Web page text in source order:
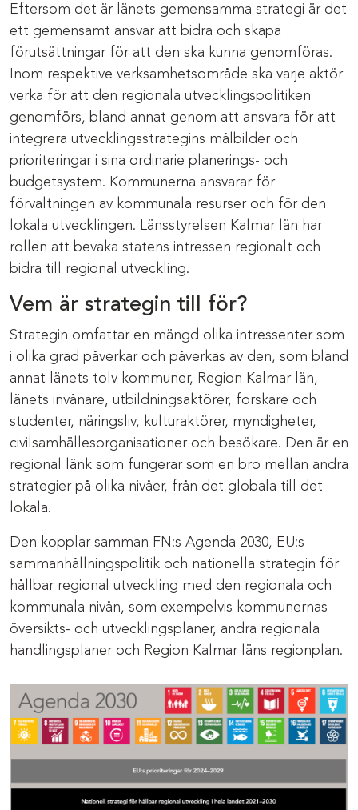
Eftersom det är länets gemensamma strategi är det
ett gemensamt ansvar att bidra och skapa
förutsättningar för att den ska kunna genomföras.
Inom respektive verksamhetsområde ska varje aktör
verka för att den regionala utvecklingspolitiken
genomförs, bland annat genom att ansvara för att
integrera utvecklingsstrategins målbilder och
prioriteringar i sina ordinarie planerings- och
budgetsystem. Kommunerna ansvarar för
förvaltningen av kommunala resurser och för den
lokala utvecklingen. Länsstyrelsen Kalmar län har
rollen att bevaka statens intressen regionalt och
bidra till regional utveckling.
Vem är strategin till för?
Strategin omfattar en mängd olika intressenter som
i olika grad påverkar och påverkas av den, som bland
annat länets tolv kommuner, Region Kalmar län,
länets invånare, utbildningsaktörer, forskare och
studenter, näringsliv, kulturaktörer, myndigheter,
civilsamhällesorganisationer och besökare. Den är en
regional länk som fungerar som en bro mellan andra
strategier på olika nivåer, från det globala till det
lokala.
Den kopplar samman FN:s Agenda 2030, EU:s
sammanhållningspolitik och nationella strategin för
hållbar regional utveckling med den regionala och
kommunala nivån, som exempelvis kommunernas
översikts- och utvecklingsplaner, andra regionala
handlingsplaner och Region Kalmar läns regionplan.